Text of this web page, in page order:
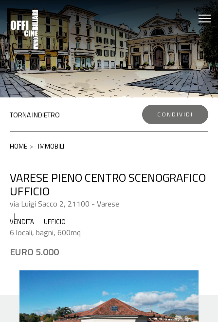
TORNA INDIETRO CONDIVIDI
HOME IMMOBILI
VARESE PIENO CENTRO SCENOGRAFICO
UFFICIO
via Luigi Sacco 2, 21100 - Varese
VENDITA UFFICIO
6 locali, bagni, 600mq
EURO 5.000